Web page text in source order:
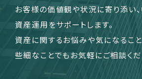
お客様の価値観や状況に寄り添い
資産運用をサポートします。
資産に関するお悩みや気になるこ
些細なことでもお気軽にご相談くだ